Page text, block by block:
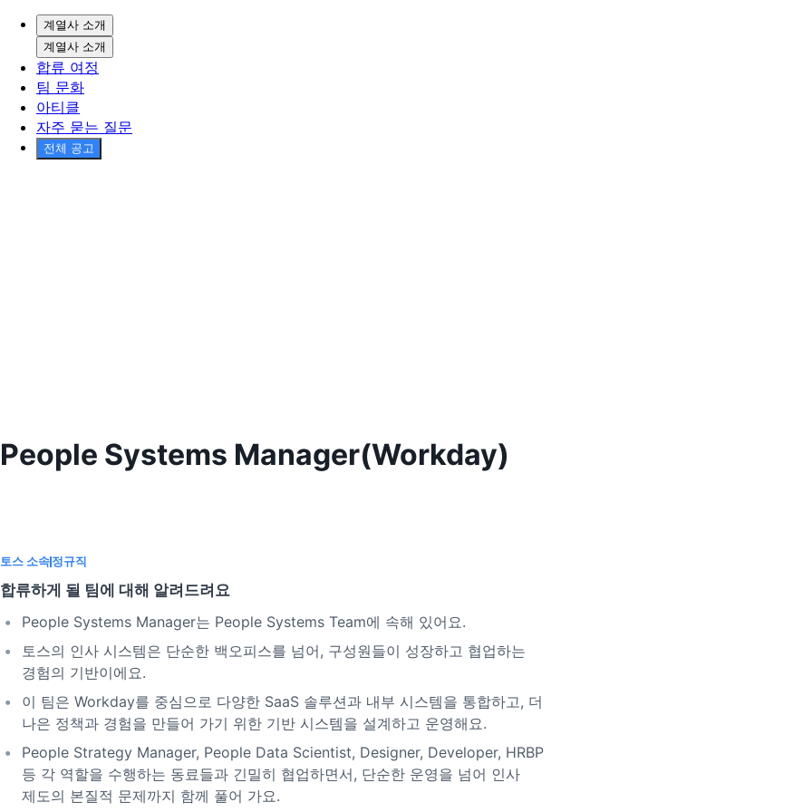
계열사 소개
계열사 소개
합류 여정
팀 문화
아티클
자주 묻는 질문
전체 공고
People Systems Manager(Workday)
토스 소속정규직
합류하게 될 팀에 대해 알려드려요
People Systems Manager는 People Systems Team에 속해 있어요.
토스의 인사 시스템은 단순한 백오피스를 넘어, 구성원들이 성장하고 협업하는
경험의 기반이에요.
이 팀은 Workday를 중심으로 다양한 SaaS 솔루션과 내부 시스템을 통합하고, 더
나은 정책과 경험을 만들어 가기 위한 기반 시스템을 설계하고 운영해요.
People Strategy Manager, People Data Scientist, Designer, Developer, HRBP
등 각 역할을 수행하는 동료들과 긴밀히 협업하면서, 단순한 운영을 넘어 인사
제도의 본질적 문제까지 함께 풀어 가요.